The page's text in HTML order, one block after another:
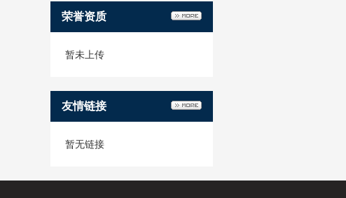
荣誉资质
暂未上传
友情链接
暂无链接